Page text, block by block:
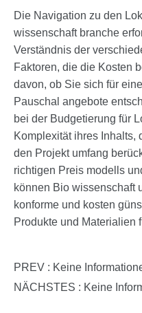
Die Navigation zu den
wissenschaft branche
Verständnis der
Faktoren, die die Kosten
davon, ob Sie sich für
Pauschal angebote
bei der Budgetierung für
Komplexität ihres Inhalts,
den Projekt umfang
richtigen Preis modells
können Bio wissenschaft
konforme und kosten
Produkte und Materialien
PREV : Keine
NÄCHSTES : Keine